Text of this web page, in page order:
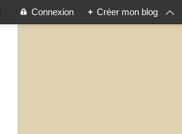
Connexion + Créer mon blog